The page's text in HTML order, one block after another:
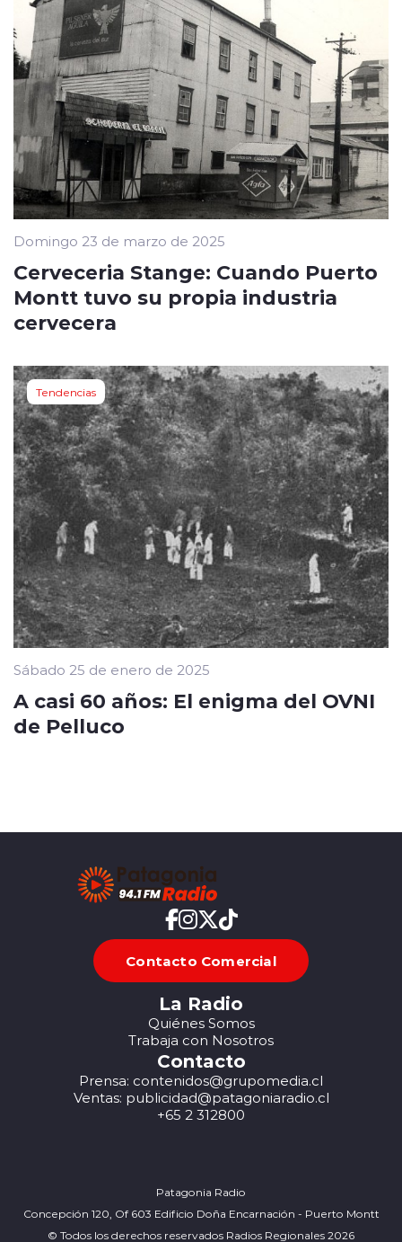
Domingo 23 de marzo de 2025
Cerveceria Stange: Cuando Puerto
Montt tuvo su propia industria
cervecera
Tendencias
Sábado 25 de enero de 2025
A casi 60 años: El enigma del OVNI
de Pelluco
Contacto Comercial
La Radio
Quiénes Somos
Trabaja con Nosotros
Contacto
Prensa: contenidos@grupomedia.cl
Ventas: publicidad@patagoniaradio.cl
+65 2 312800
Patagonia Radio
Concepción 120, Of 603 Edificio Doña Encarnación - Puerto Montt
© Todos los derechos reservados Radios Regionales 2026